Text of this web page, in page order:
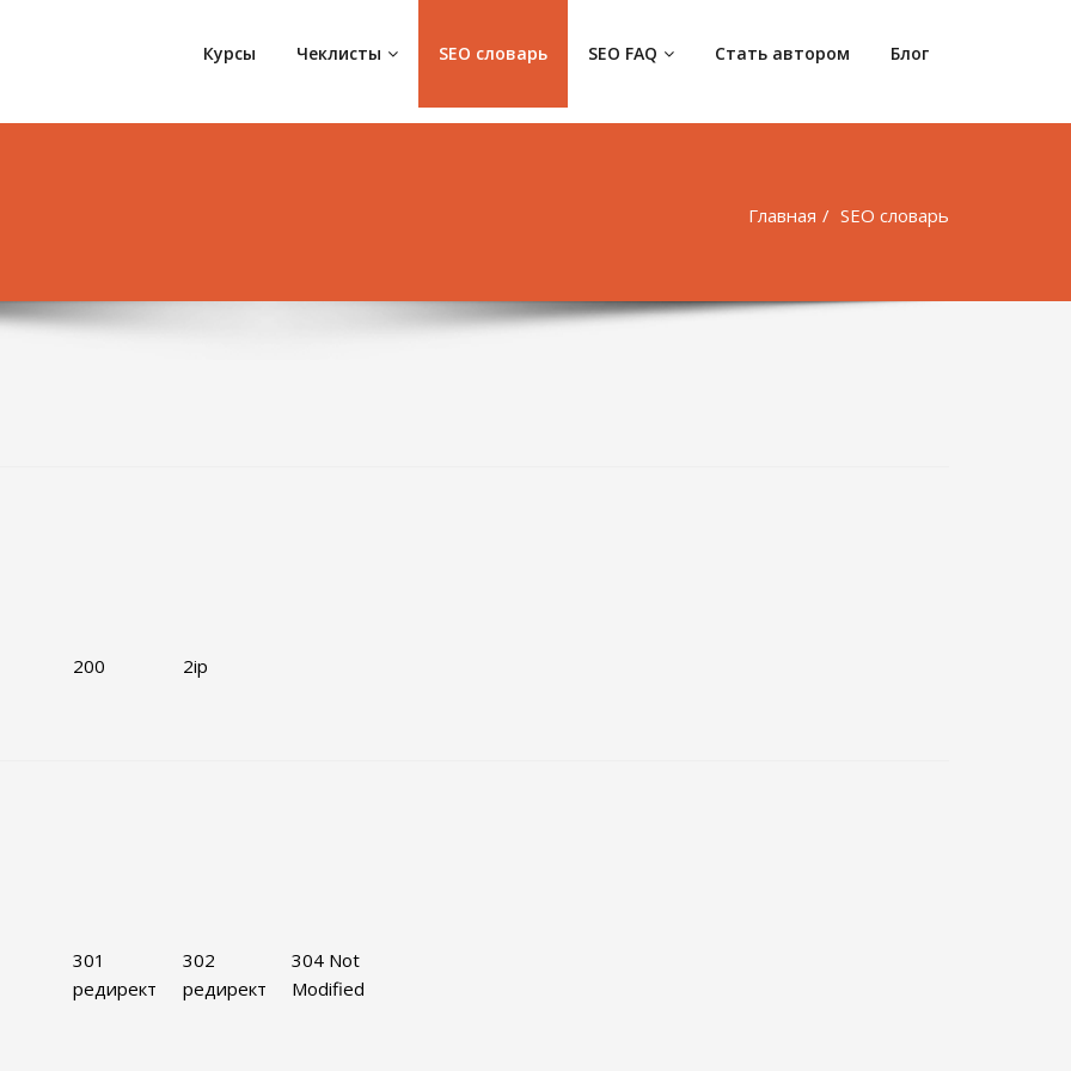
Курсы Чеклисты SEO словарь SEO FAQ Стать автором Блог
Главная SEO словарь
200 2ip
301
редирект
302
редирект
304 Not
Modified